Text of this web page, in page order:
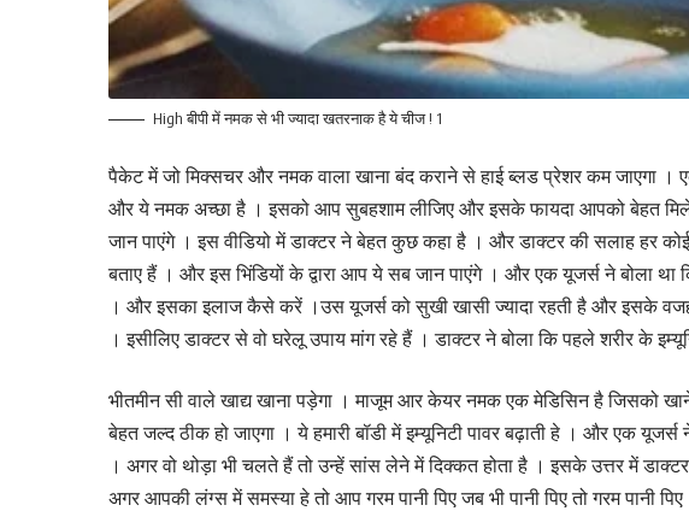
High बीपी में नमक से भी ज्यादा खतरनाक है ये चीज ! 1
पैकेट में जो मिक्सचर और नमक वाला खाना बंद कराने से हाई ब्लड प्रेशर कम जाएगा
और ये नमक अच्छा है । इसको आप सुबहशाम लीजिए और इसके फायदा आपको बेहत
जान पाएंगे । इस वीडियो में डाक्टर ने बेहत कुछ कहा है । और डाक्टर की सलाह हर
बताए हैं । और इस भिंडियों के द्वारा आप ये सब जान पाएंगे । और एक यूजर्स ने बोला था
। और इसका इलाज कैसे करें ।उस यूजर्स को सुखी खासी ज्यादा रहती है और इसके
। इसीलिए डाक्टर से वो घरेलू उपाय मांग रहे हैं । डाक्टर ने बोला कि पहले शरीर के
भीतमीन सी वाले खाद्य खाना पड़ेगा । माजूम आर केयर नमक एक मेडिसिन है जिसको
बेहत जल्द ठीक हो जाएगा । ये हमारी बॉडी में इम्यूनिटी पावर बढ़ाती हे । और एक
। अगर वो थोड़ा भी चलते हैं तो उन्हें सांस लेने में दिक्कत होता है । इसके उत्तर में
अगर आपकी लंग्स में समस्या हे तो आप गरम पानी पिए जब भी पानी पिए तो गरम पानी